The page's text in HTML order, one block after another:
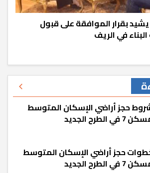
بقرار الموافقة على قبول
في الريف
حجز أراضي الإسكان المتوسط
7 في الطرح الجديد
حجز أراضي الإسكان المتوسط
7 في الطرح الجديد